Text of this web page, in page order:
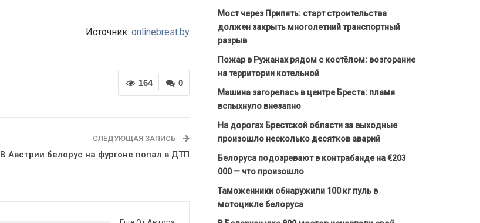
Источник: onlinebrest.by
0
164
СЛЕДУЮЩАЯ ЗАПИСЬ
В Австрии белорус на фургоне попал в ДТП
Мост через Припять: старт строительства
должен закрыть многолетний транспортный
разрыв
Пожар в Ружанах рядом с костёлом: возгорание
на территории котельной
Машина загорелась в центре Бреста: пламя
вспыхнуло внезапно
На дорогах Брестской области за выходные
произошло несколько десятков аварий
Белоруса подозревают в контрабанде на €203
000 — что произошло
Таможенники обнаружили 100 кг пуль в
мотоцикле белоруса